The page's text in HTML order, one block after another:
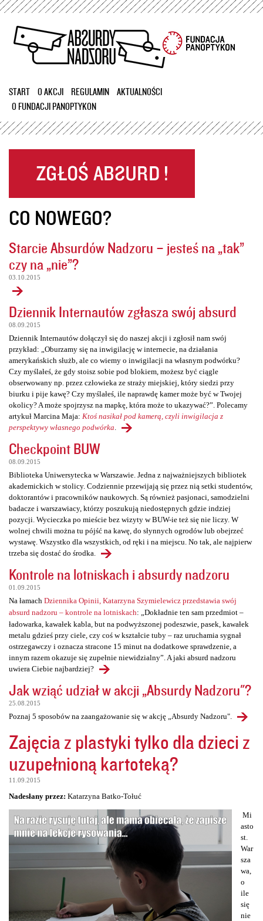
Przejdź
treści
START O AKCJI REGULAMIN
AKTUALNOŚCI
O FUNDACJI PANOPTYKON
CO NOWEGO?
Starcie Absurdów Nadzoru – jesteś na „tak”
czy na „nie”?
03.10.2015
Dziennik Internautów zgłasza swój absurd
08.09.2015
Dziennik Internautów dołączył się do naszej akcji i zgłosił nam swój
przykład: „Oburzamy się na inwigilację w internecie, na działania
amerykańskich służb, ale co wiemy o inwigilacji na własnym podwórku?
Czy myślałeś, że gdy stoisz sobie pod blokiem, możesz być ciągle
obserwowany np. przez człowieka ze straży miejskiej, który siedzi przy
biurku i pije kawę? Czy myślałeś, ile naprawdę kamer może być w Twojej
okolicy? A może spojrzysz na mapkę, która może to ukazywać?”. Polecamy
artykuł Marcina Maja: Ktoś nasikał pod kamerą, czyli inwigilacja z
perspektywy własnego podwórka
Checkpoint BUW
08.09.2015
Biblioteka Uniwersytecka w Warszawie. Jedna z najważniejszych bibliotek
akademickich w stolicy. Codziennie przewijają się przez nią setki studentów,
doktorantów i pracowników naukowych. Są również pasjonaci, samodzielni
badacze i warszawiacy, którzy poszukują niedostępnych gdzie indziej
pozycji. Wycieczka po mieście bez wizyty w BUW-ie też się nie liczy. W
wolnej chwili można tu pójść na kawę, do słynnych ogrodów lub obejrzeć
wystawę. Wszystko dla wszystkich, od ręki i na miejscu. No tak, ale najpierw
trzeba się dostać do środka.
Kontrole na lotniskach i absurdy nadzoru
01.09.2015
Na łamach Dziennika Opinii, Katarzyna Szymielewicz przedstawia swój
absurd nadzoru – kontrole na lotniskach: „Dokładnie ten sam przedmiot –
ładowarka, kawałek kabla, but na podwyższonej podeszwie, pasek, kawałek
metalu gdzieś przy ciele, czy coś w kształcie tuby – raz uruchamia sygnał
ostrzegawczy i oznacza stracone 15 minut na dodatkowe sprawdzenie, a
innym razem okazuje się zupełnie niewidzialny”. A jaki absurd nadzoru
uwiera Ciebie najbardziej?
Jak wziąć udział w akcji „Absurdy Nadzoru"?
25.08.2015
Poznaj 5 sposobów na zaangażowanie się w akcję „Absurdy Nadzoru".
Zajęcia z plastyki tylko dla dzieci z
uzupełnioną kartoteką?
11.09.2015
Nadesłany przez: Katarzyna Batko-Tołuć
Mi
asto
st.
War
sza
wa,
o
ile
się
nie